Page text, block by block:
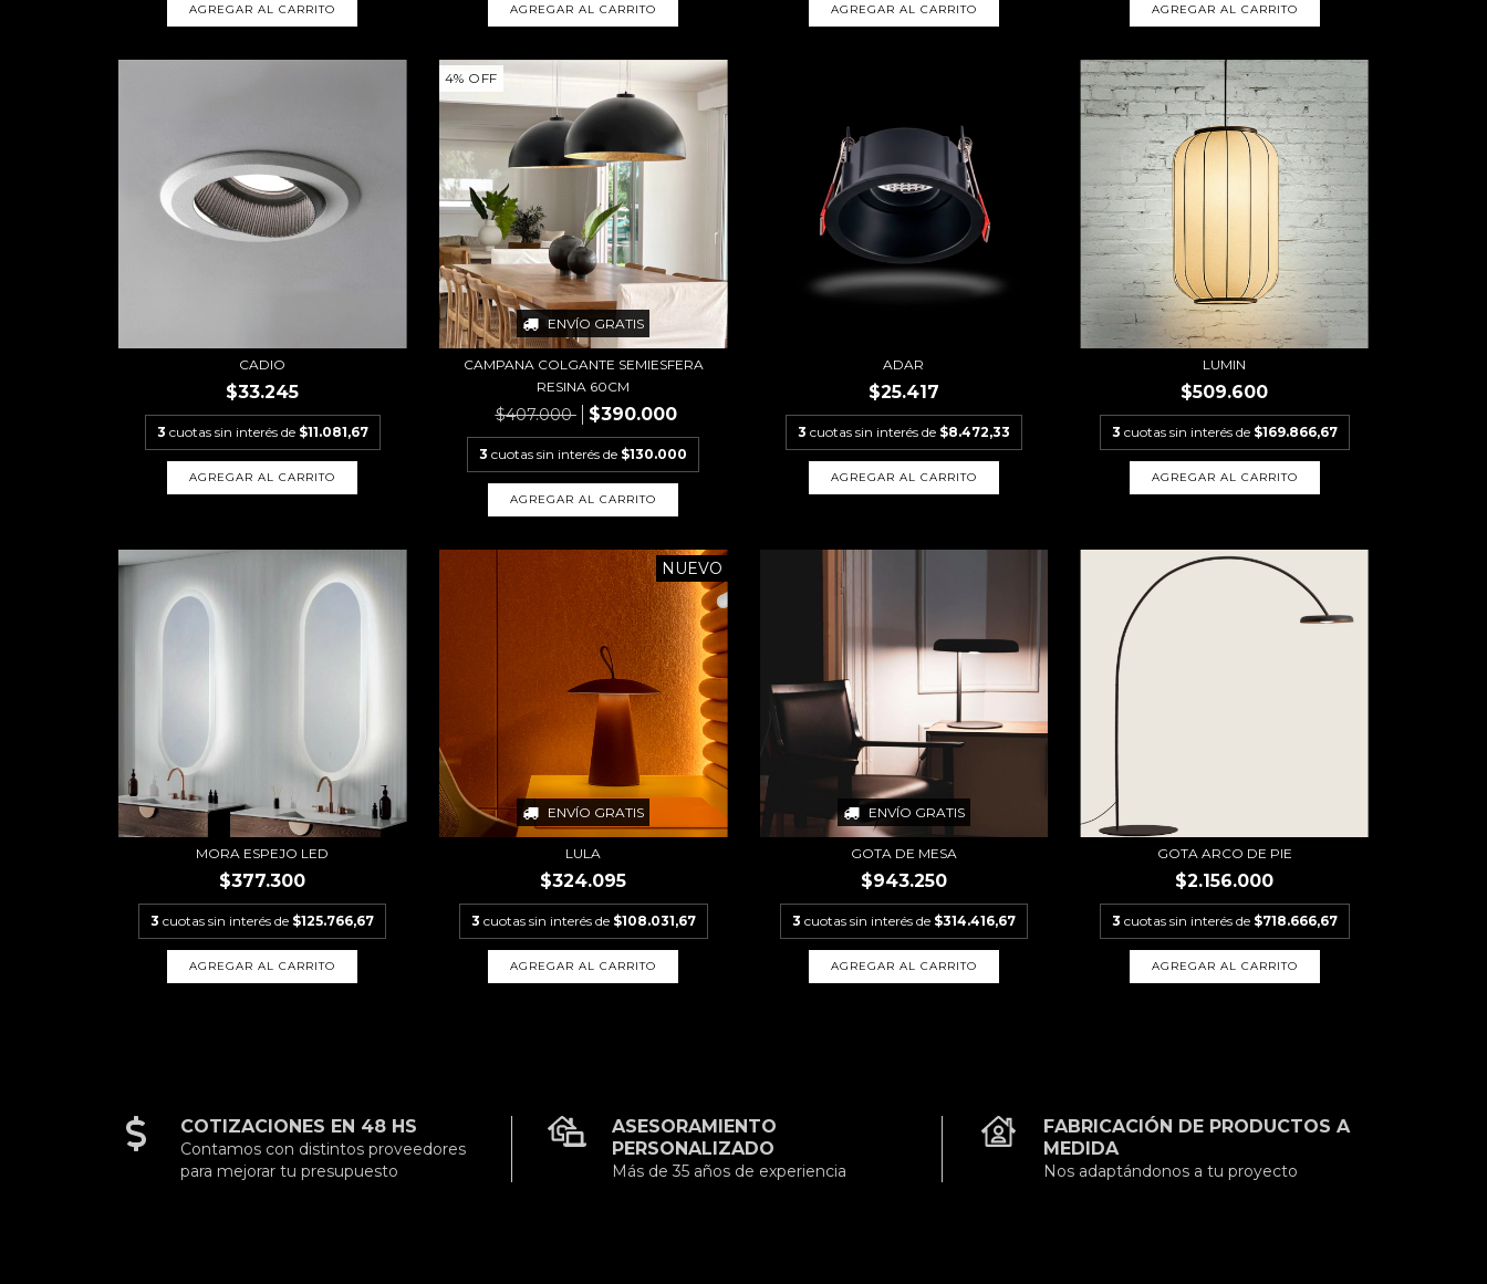
AGREGAR AL CARRITO AGREGAR AL CARRITO AGREGAR AL CARRITO
CADIO
$33.245
3 cuotas sin interés de $11.081,67
AGREGAR AL CARRITO
4% OFF
ENVÍO GRATIS
CAMPANA COLGANTE SEMIESFERA
RESINA 60CM
$407.000 $390.000
3 cuotas sin interés de $130.000
AGREGAR AL CARRITO
ADAR
$25.417
3 cuotas sin interés de $8.472,33
AGREGAR AL CARRITO
LUMIN
$509.600
3 cuotas sin interés de $169.866,67
MORA ESPEJO LED
$377.300
3 cuotas sin interés de $125.766,67
ENVÍO GRATIS
NUEVO
LULA
$324.095
3 cuotas sin interés de $108.031,67
AGREGAR AL CARRITO
ENVÍO GRATIS
GOTA DE MESA
$943.250
3 cuotas sin interés de $314.416,67
AGREGAR AL CARRITO
GOTA ARCO DE PIE
$2.156.000
3 cuotas sin interés de $718.666,67
AGREGAR AL CARRITO
COTIZACIONES EN 48 HS
Contamos con distintos proveedores
para mejorar tu presupuesto
ASESORAMIENTO
PERSONALIZADO
Más de 35 años de experiencia
FABRICACIÓN DE PRODUCTOS A
MEDIDA
Nos adaptándonos a tu proyecto